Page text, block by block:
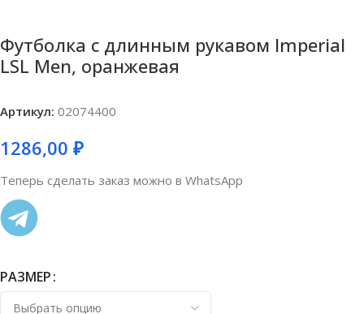
Футболка с длинным рукавом Imperial
LSL Men, оранжевая
Артикул: 02074400
1286,00 ₽
Теперь сделать заказ можно в WhatsApp
РАЗМЕР